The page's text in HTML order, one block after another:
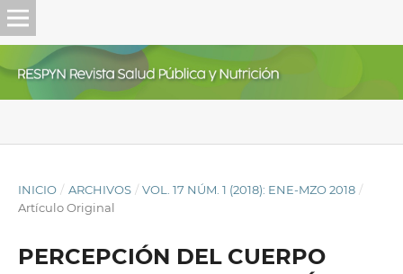
INICIO / ARCHIVOS / VOL. 17 NÚM. 1 (2018): ENE-MZO 2018 /
Artículo Original
PERCEPCIÓN DEL CUERPO